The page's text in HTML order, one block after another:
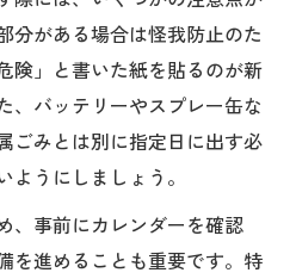
分がある場合は怪我防止のた
険」と書いた紙を貼るのが新
、バッテリーやスプレー缶な
ごみとは別に指定日に出す必
うにしましょう。
、事前にカレンダーを確認
を進めることも重要です。特